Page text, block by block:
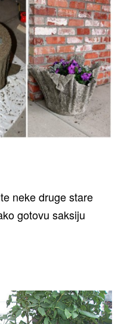
neke druge stare
gotovu saksiju